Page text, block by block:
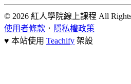
© 2026 紅人學院線上課程 All Rights
使用者條款 ． 隱私權政策
♥ 本站使用 Teachify 架設